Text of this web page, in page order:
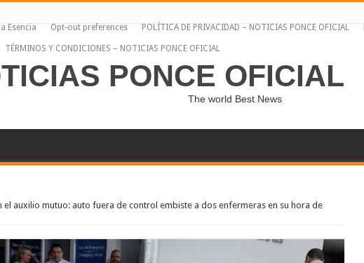
Esencia Opt-out preferences POLÍTICA DE PRIVACIDAD – NOTICIAS PONCE OFICIAL
TÉRMINOS Y CONDICIONES – NOTICIAS PONCE OFICIAL
PONCE OFICIAL
The world Best News
el auxilio mutuo: auto fuera de control embiste a dos enfermeras en su hora de